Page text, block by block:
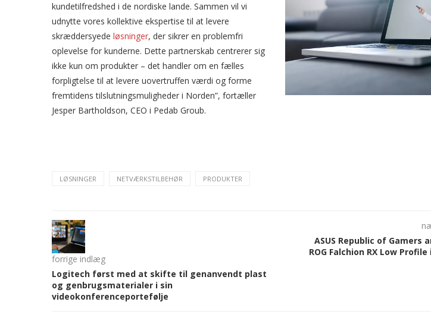
kundetilfredshed i de nordiske lande. Sammen vil vi
udnytte vores kollektive ekspertise til at levere
skræddersyede løsninger, der sikrer en problemfri
oplevelse for kunderne. Dette partnerskab centrerer sig
ikke kun om produkter – det handler om en fælles
forpligtelse til at levere uovertruffen værdi og forme
fremtidens tilslutningsmuligheder i Norden”, fortæller
Jesper Bartholdson, CEO i Pedab Groub.
LØSNINGER NETVÆRKSTILBEHØR PRODUKTER
forrige indlæg
Logitech først med at skifte til genanvendt plast
og genbrugsmaterialer i sin
videokonferenceportefølje
ASUS Republic of Gamers
ROG Falchion RX Low